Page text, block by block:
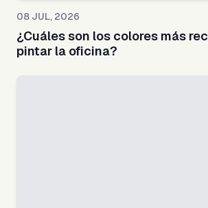
08 JUL, 2026
¿Cuáles son los colores más
pintar la oficina?